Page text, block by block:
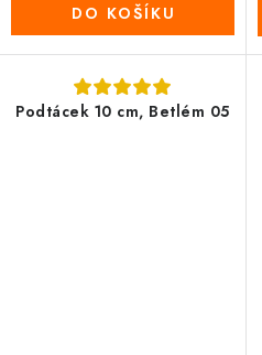
DO KOŠÍKU
Podtácek 10 cm, Betlém 05